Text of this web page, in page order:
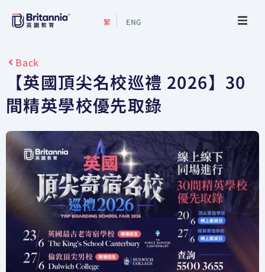
繁 ENG
最新活動
升學指南
升學資訊
增值服務
Back
【英國頂尖名校巡禮 2026】30
間精英學校優先取錄